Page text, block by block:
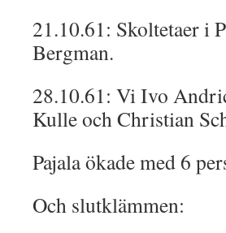
21.10.61: Skoltetaer i
Bergman.
28.10.61: Vi Ivo
Kulle och Christian
Pajala ökade med 6
Och slutklämmen: